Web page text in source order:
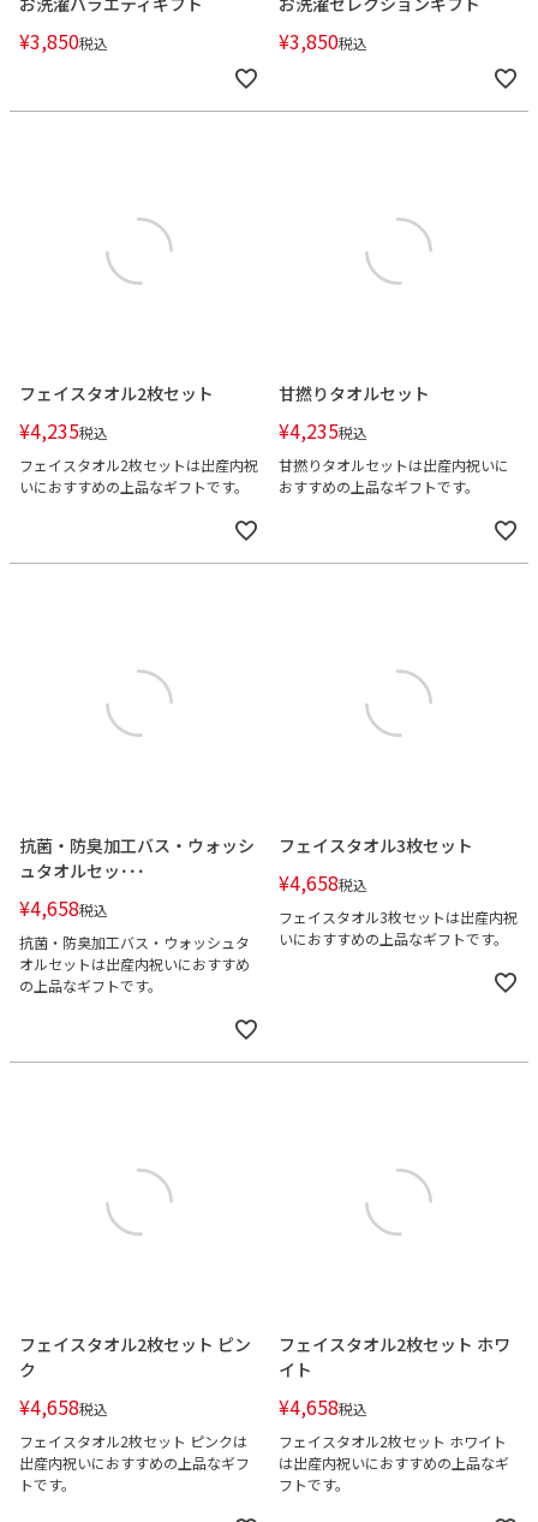
¥3,850税込 ¥3,850税込
フェイスタオル2枚セット
¥4,235税込
フェイスタオル2枚セットは出産内祝
いにおすすめの上品なギフトです。
甘撚りタオルセット
¥4,235税込
甘撚りタオルセットは出産内祝いに
おすすめの上品なギフトです。
抗菌・防臭加工バス・ウォッシ
ュタオルセッ･･･
¥4,658税込
抗菌・防臭加工バス・ウォッシュタ
オルセットは出産内祝いにおすすめ
の上品なギフトです。
フェイスタオル3枚セット
¥4,658税込
フェイスタオル3枚セットは出産内祝
いにおすすめの上品なギフトです。
フェイスタオル2枚セット ピン
ク
¥4,658税込
フェイスタオル2枚セット ピンクは
出産内祝いにおすすめの上品なギフ
トです。
フェイスタオル2枚セット ホワ
イト
¥4,658税込
フェイスタオル2枚セット ホワイト
は出産内祝いにおすすめの上品なギ
フトです。